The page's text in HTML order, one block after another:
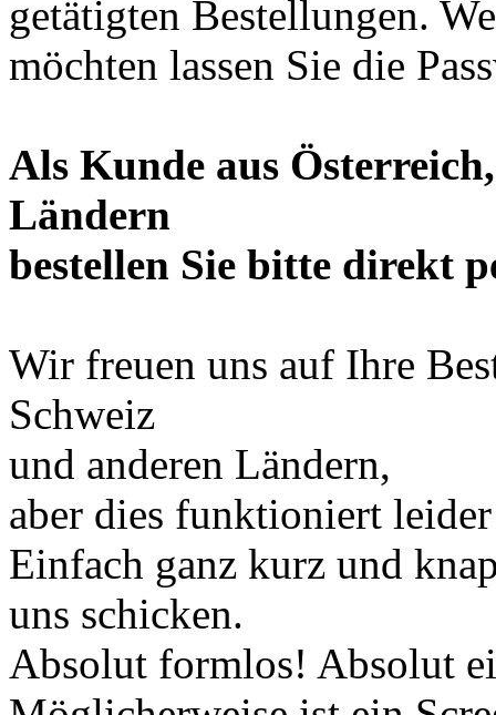
getätigten Bestellungen.
möchten lassen Sie die
Als Kunde aus
Ländern
bestellen Sie bitte direkt
Wir freuen uns auf Ihre
Schweiz
und anderen Ländern,
aber dies funktioniert
Einfach ganz kurz und
uns schicken.
Absolut formlos! Absolut